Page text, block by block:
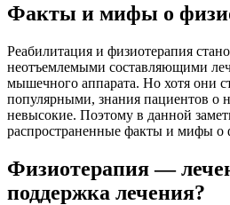
Факты и мифы о
Реабилитация и физиотерапия
неотъемлемыми составляющими
мышечного аппарата. Но хотя они
популярными, знания пациентов о
невысокие. Поэтому в данной
распространенные факты и мифы о
Физиотерапия —
поддержка лечения?